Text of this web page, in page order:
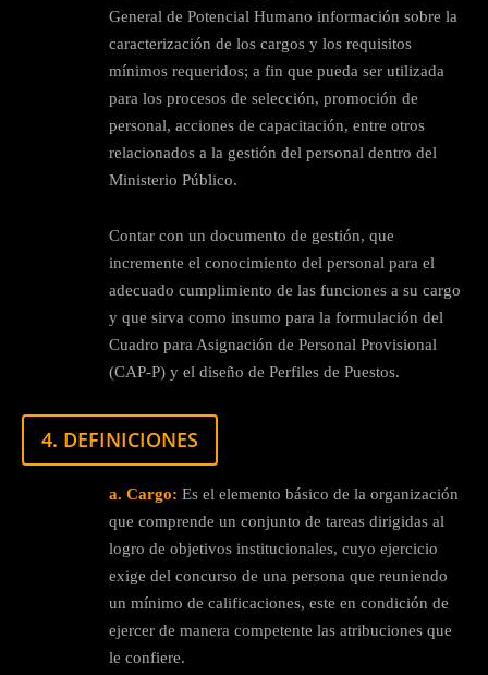
General de Potencial Humano información sobre la
caracterización de los cargos y los requisitos
mínimos requeridos; a fin que pueda ser utilizada
para los procesos de selección, promoción de
personal, acciones de capacitación, entre otros
relacionados a la gestión del personal dentro del
Ministerio Público.
Contar con un documento de gestión, que
incremente el conocimiento del personal para el
adecuado cumplimiento de las funciones a su cargo
y que sirva como insumo para la formulación del
Cuadro para Asignación de Personal Provisional
(CAP-P) y el diseño de Perfiles de Puestos.
4. DEFINICIONES
a. Cargo: Es el elemento básico de la organización
que comprende un conjunto de tareas dirigidas al
logro de objetivos institucionales, cuyo ejercicio
exige del concurso de una persona que reuniendo
un mínimo de calificaciones, este en condición de
ejercer de manera competente las atribuciones que
le confiere.